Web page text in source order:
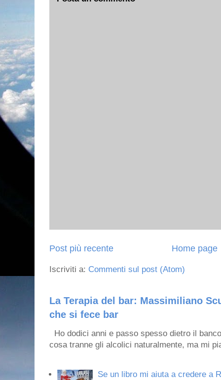
Post più recente Home page
Iscriviti a: Commenti sul post (Atom)
La Terapia del bar: Massimiliano
che si fece bar
Ho dodici anni e passo spesso dietro il
cosa tranne gli alcolici naturalmente, ma mi
Se un libro mi aiuta a credere a